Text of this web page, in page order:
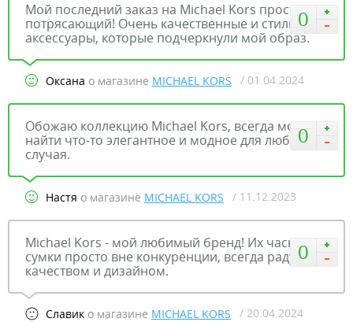
0
Мой последний заказ на Michael Kors просто
потрясающий! Очень качественные и стильные
аксессуары, которые подчеркнули мой образ.
Оксана о магазине MICHAEL KORS / 01.04.2024
0
Обожаю коллекцию Michael Kors, всегда можно
найти что-то элегантное и модное для любого
случая.
Настя о магазине MICHAEL KORS / 11.12.2023
0
Michael Kors - мой любимый бренд! Их часы и
сумки просто вне конкуренции, всегда радуют
качеством и дизайном.
Славик о магазине MICHAEL KORS / 20.04.2024